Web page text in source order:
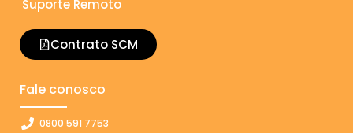
Suporte Remoto
Contrato SCM
Fale conosco
0800 591 7753